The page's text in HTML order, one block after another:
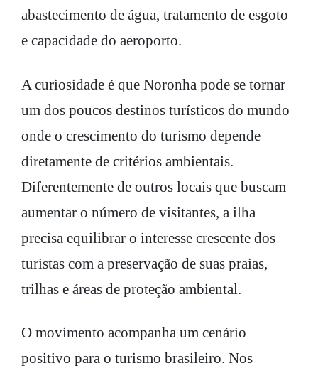
abastecimento de água, tratamento de esgoto
e capacidade do aeroporto.
A curiosidade é que Noronha pode se tornar
um dos poucos destinos turísticos do mundo
onde o crescimento do turismo depende
diretamente de critérios ambientais.
Diferentemente de outros locais que buscam
aumentar o número de visitantes, a ilha
precisa equilibrar o interesse crescente dos
turistas com a preservação de suas praias,
trilhas e áreas de proteção ambiental.
O movimento acompanha um cenário
positivo para o turismo brasileiro. Nos